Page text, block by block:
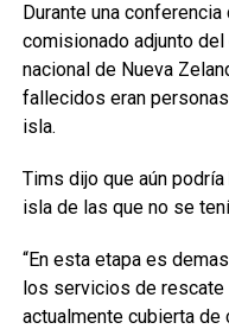
Durante una
comisionado adjunto
nacional de Nueva
fallecidos eran
isla.
Tims dijo que aún
isla de las que no se
“En esta etapa es
los servicios de
actualmente cubierta de